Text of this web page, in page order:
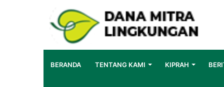
BERANDA TENTANG KAMI KIPRAH